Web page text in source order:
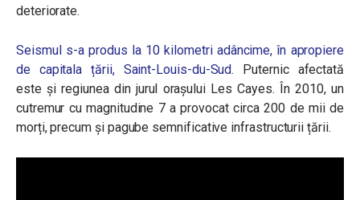
deteriorate.
Seismul s-a produs la 10 kilometri adâncime, în apropiere
de capitala țării, Saint-Louis-du-Sud. Puternic afectată
este și regiunea din jurul orașului Les Cayes. În 2010, un
cutremur cu magnitudine 7 a provocat circa 200 de mii de
morți, precum și pagube semnificative infrastructurii țării.